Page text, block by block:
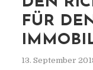
FÜR
13. September